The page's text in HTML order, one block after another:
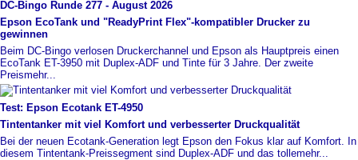
DC-​Bingo Runde 277 - ​ August 2026
Epson EcoTank und "ReadyPrint Flex"-​kompatibler Drucker zu
gewinnen
Beim DC-Bingo verlosen Druckerchannel und Epson als Hauptpreis einen
EcoTank ET-3950 mit Duplex-ADF und Tinte für 3 Jahre. Der zweite
Preismehr...
Test: Epson Ecotank ET-​4950
Tintentanker mit viel Komfort und verbesserter Druckqualität
Bei der neuen Ecotank-Generation legt Epson den Fokus klar auf Komfort. In
diesem Tintentank-Preissegment sind Duplex-ADF und das tollemehr...